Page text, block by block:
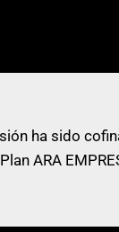
ha sido
ARA